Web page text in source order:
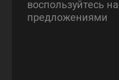
воспользуйтесь
предложениями